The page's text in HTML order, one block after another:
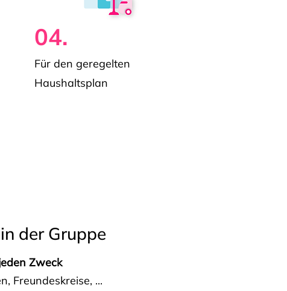
04.
Für den geregelten
Haushaltsplan
der Gruppe
Zweck
Freundeskreise, ...